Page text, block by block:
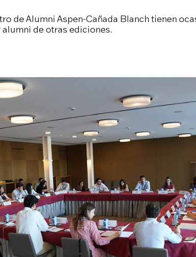
de Alumni Aspen-Cañada Blanch tienen
de otras ediciones.